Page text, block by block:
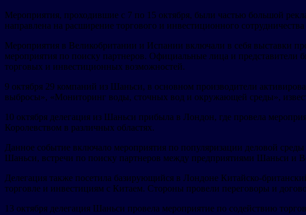
Мероприятия, проходившие с 7 по 15 октября, были частью большой
направлена на расширение торгового и инвестиционного
Мероприятия в Великобритании и Испании включали в себя выставки
мероприятия по поиску партнеров. Официальные лица и
торговых и инвестиционных возможностей.
9 октября 29 компаний из Шаньси, в основном производители
выбросы», «Мониторинг воды, сточных вод и окружающей среды»,
10 октября делегация из Шаньси прибыла в Лондон, где провела
Королевством в различных областях.
Данное событие включало мероприятия по популяризации деловой
Шаньси, встречи по поиску партнеров между предприятиями Шаньси и
Делегация также посетила базирующийся в Лондоне Китайско-
торговле и инвестициям с Китаем. Стороны провели переговоры и
13 октября делегация Шаньси провела мероприятие по содействию